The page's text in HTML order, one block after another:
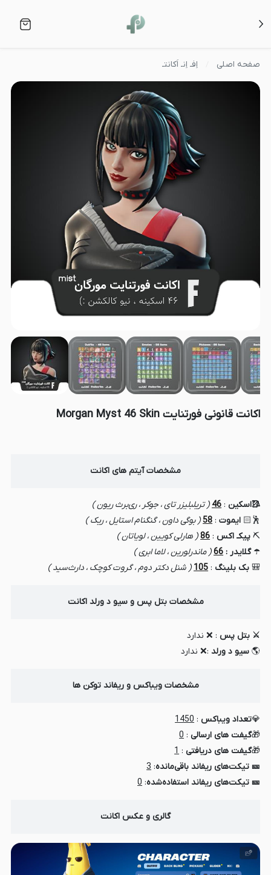
صفحه اصلی اِفـ اِنـ اَکانتـ
اکانت قانونی فورتنایت Morgan Myst 46 Skin
مشخصات آیتم های اکانت
🥻اسکین :
46 ( تریلبلیزر تای ، جوکر ، ری‌برث ریون )
🕺🏻 ایموت :
58 ( بوگی داون ، گنگنام استایل ، ریک )
⛏️ پیکـ اکس :
86 ( هارلی کویین ، لویاتان )
☂️گلایدر : 66 ( ماندرلورین ، لاما ابری )
🎒 بک بلینگ :
105 ( شنل دکتر دوم ، گروت کوچک ، دارث‌سید )
مشخصات بتل پس و سیو د ورلد اکانت
⚔️ بتل پس : ❌ ندارد
🌎 سیو د ورلد :❌ ندارد
مشخصات ویباکس و ریفاند توکن ها
💎تعداد ویباکس:
1450
🎁گیفت های ارسالی :
0
🎁گیفت های دریافتی :
1
🎫 تیکت‌های ریفاند باقی‌مانده:
3
🎫 تیکت‌های ریفاند استفاده‌شده:
0
گالری و عکس اکانت